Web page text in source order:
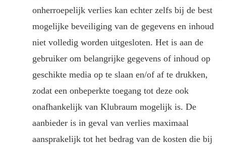
onherroepelijk verlies kan echter zelfs bij de best
mogelijke beveiliging van de gegevens en inhoud
niet volledig worden uitgesloten. Het is aan de
gebruiker om belangrijke gegevens of inhoud op
geschikte media op te slaan en/of af te drukken,
zodat een onbeperkte toegang tot deze ook
onafhankelijk van Klubraum mogelijk is. De
aanbieder is in geval van verlies maximaal
aansprakelijk tot het bedrag van de kosten die bij